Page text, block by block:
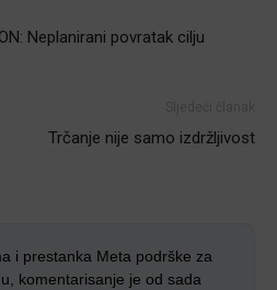
Neplanirani povratak cilju
Trčanje nije samo izdržljivost
i prestanka Meta podrške za
komentarisanje je od sada